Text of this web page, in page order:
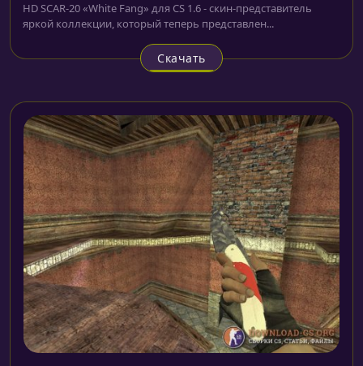
HD SCAR-20 «White Fang» для CS 1.6 - скин-представитель
яркой коллекции, который теперь представлен...
Скачать